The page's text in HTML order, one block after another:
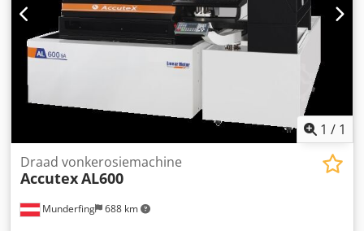
1 / 1
Munderfing 688 km
Draad vonkerosiemachine
AccutexAL600